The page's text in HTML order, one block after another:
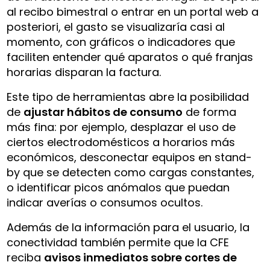
al recibo bimestral o entrar en un portal web a
posteriori, el gasto se visualizaría casi al
momento, con gráficos o indicadores que
faciliten entender qué aparatos o qué franjas
horarias disparan la factura.
Este tipo de herramientas abre la posibilidad
de ajustar hábitos de consumo de forma
más fina: por ejemplo, desplazar el uso de
ciertos electrodomésticos a horarios más
económicos, desconectar equipos en stand-
by que se detecten como cargas constantes,
o identificar picos anómalos que puedan
indicar averías o consumos ocultos.
Además de la información para el usuario, la
conectividad también permite que la CFE
reciba avisos inmediatos sobre cortes de